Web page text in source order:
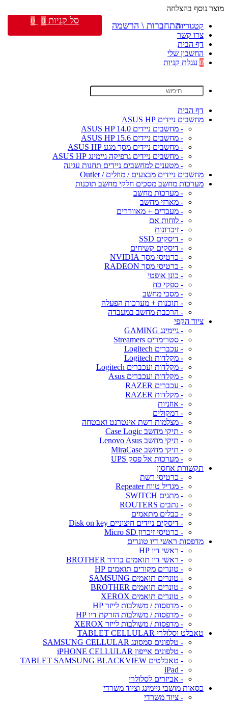
מוצר נוסף בהצלחה
קטגוריות
צרו קשר
דף הבית
החשבון שלי
0 עגלת קניות
דף הבית
מחשבים ניידים ASUS HP
- מחשבים ניידים ASUS HP 14.0
- מחשבים ניידים ASUS HP 15.6
- מחשבים ניידים מסך מגע ASUS HP
- מחשבים ניידים גרפיקה גיימינג ASUS HP
- מטענים למחשבים ניידים תחנות עגינה
מחשבים ניידים מבצעים / מוזלים / Outlet
מערכות מחשב מסכים חלקי מחשב תוכנות
- מערכות מחשב
- מארזי מחשב
- מעבדים + מאווררים
- לוחות אם
- זיכרונות
- דיסקים SSD
- דיסקים קשיחים
- כרטיסי מסך NVIDIA
- כרטיסי מסך RADEON
- כונן אופטי
- ספקי כח
- מסכי מחשב
- תוכנות + מערכות הפעלה
- הרכבת מחשב במעבדה
ציוד הקפי
- גיימינג GAMING
- סטרימרים Streamers
- עכברים Logitech
- מקלדות Logitech
- מקלדות ועכברים Logitech
- מקלדות ועכברים Asus
- עכברים RAZER
- מקלדות RAZER
- אוזניות
- רמקולים
- מצלמות רשת אינטרנט ואבטחה
- תיקי מחשב Case Logic
- תיקי מחשב Lenovo Asus
- תיקי מחשב MiraCase
- מערכות אל פסק UPS
תקשורת אחסון
- כרטיסי רשת
- מגדיל טווח Repeater
- מתגים SWITCH
- נתבים ROUTERS
- כבלים מתאמים
- דיסקים ניידים חיצוניים Disk on key
- כרטיסי זיכרון Micro SD
מדפסות ראשי דיו טונרים
- ראשי דיו HP
- ראשי דיו תואמים ברדר BROTHER
- טונרים מקורים תואמים HP
- טונרים תואמים SAMSUNG
- טונרים תואמים BROTHER
- טונרים תואמים XEROX
- מדפסות / משולבות לייזר HP
- מדפסות / משולבות הזרקת דיו HP
- מדפסות / משולבות לייזר XEROX
טאבלט וסלולרי TABLET CELLULAR
- טלפונים סמסונג SAMSUNG CELLULAR
- טלפונים אייפון iPHONE CELLULAR
- טאבלטים TABLET SAMSUNG BLACKVIEW
- iPad
- אביזרים לסלולרי
כסאות מושבי גיימינג וציוד משרדי
- ציוד משרדי
התחברות \ הרשמה סל קניות 0
0